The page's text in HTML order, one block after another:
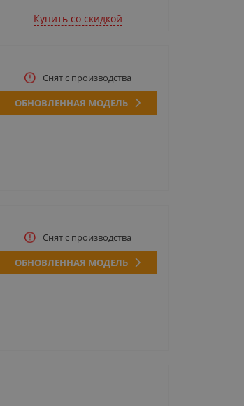
Купить cо скидкой
Снят с производства
ОБНОВЛЕННАЯ МОДЕЛЬ
Снят с производства
ОБНОВЛЕННАЯ МОДЕЛЬ